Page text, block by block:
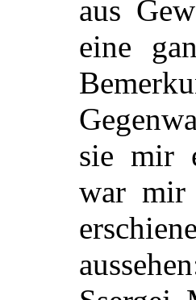
aus
eine
sie mir
war mir